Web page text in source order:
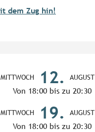
dem Zug hin!
aux favoris
MITTWOCH 12. AUGUST
Von 18:00 bis zu 20:30
MITTWOCH 19. AUGUST
Von 18:00 bis zu 20:30